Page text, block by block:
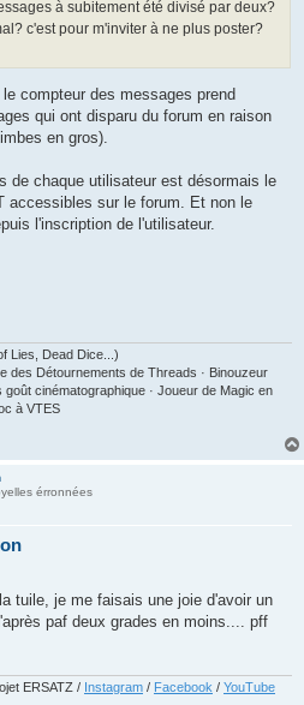
à subitement été divisé par deux?
c'est pour m'inviter à ne plus poster?
compteur des messages prend
qui ont disparu du forum en raison
en gros).
de chaque utilisateur est désormais le
accessibles sur le forum. Et non le
l'inscription de l'utilisateur.
Lies, Dead Dice...)
des Détournements de Threads · Binouzeur
cinématographique · Joueur de Magic en
à VTES
érronnées
tuile, je me faisais une joie d'avoir un
paf deux grades en moins.... pff
ERSATZ / Instagram / Facebook / YouTube